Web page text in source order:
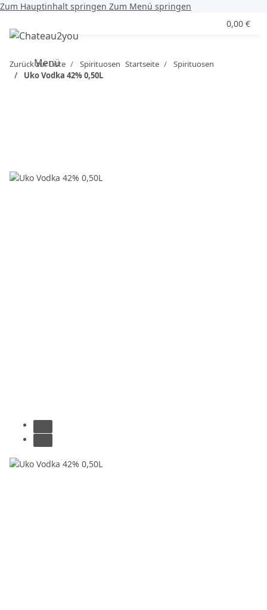
Zum Hauptinhalt springen Zum Menü springen
Menü
0,00 €
Zurück zur Liste Spirituosen Startseite
Spirituosen
Uko Vodka 42% 0,50L